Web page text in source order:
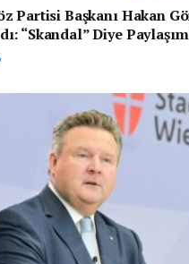
Partisi Başkanı Hakan
“Skandal” Diye